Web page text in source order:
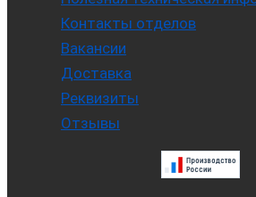
Контакты отделов
Вакансии
Доставка
Реквизиты
Отзывы